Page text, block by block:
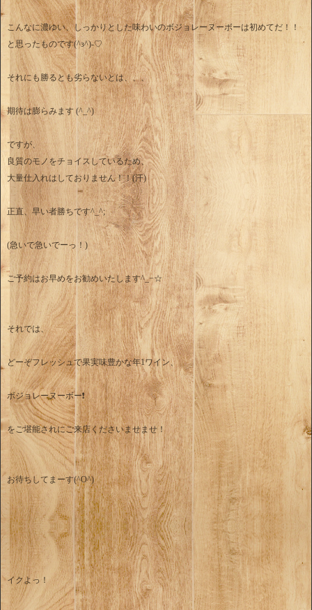
こんなに濃ゆい、しっかりとした味わいのボジョレーヌーボーは初めてだ！！
と思ったものです(^з^)-♡
それにも勝るとも劣らないとは、、、
期待は膨らみます (^_^)
ですが、
良質のモノをチョイスしているため、
大量仕入れはしておりません！！(汗)
正直、早い者勝ちです^_^;
(急いで急いでーっ！)
ご予約はお早めをお勧めいたします^_−☆
それでは、
どーぞフレッシュで果実味豊かな年1ワイン、
ボジョレーヌーボー❗️
をご堪能されにご来店くださいませませ！
お待ちしてまーす(^O^)
イクよっ！